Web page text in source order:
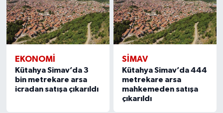
EKONOMI
Kütahya Simav’da 3
bin metrekare arsa
icradan satışa çıkarıldı
SIMAV
Kütahya Simav’da 444
metrekare arsa
mahkemeden satışa
çıkarıldı